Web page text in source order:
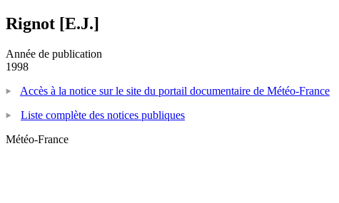
Rignot [E.J.]
Année de publication
1998
Accès à la notice sur le site du portail documentaire de Météo-France
Liste complète des notices publiques
Météo-France